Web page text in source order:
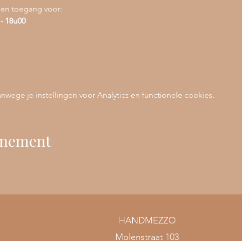
toegang voor:
18u00
je instellingen voor Analytics en functionele cookies.
HANDMEZZO
Molenstraat 103